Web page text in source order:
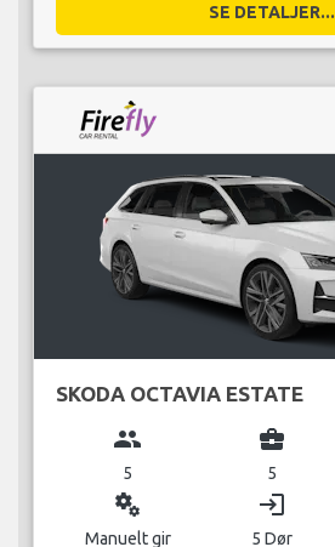
SE DETALJER...
SKODA OCTAVIA ESTATE
group
5
business_center
5
miscellaneous_services
Manuelt gir
login
5 Dør